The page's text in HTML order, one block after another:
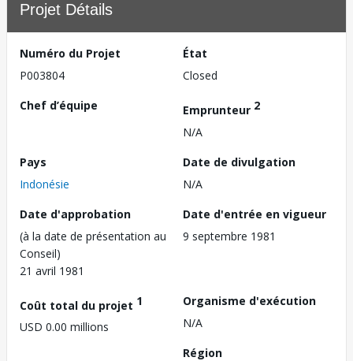
Projet Détails
Numéro du Projet
P003804
État
Closed
Chef d’équipe
Emprunteur 2
N/A
Pays
Indonésie
Date de divulgation
N/A
Date d'approbation
(à la date de présentation au
Conseil)
21 avril 1981
Date d'entrée en vigueur
9 septembre 1981
Coût total du projet 1
USD 0.00 millions
Organisme d'exécution
N/A
Région